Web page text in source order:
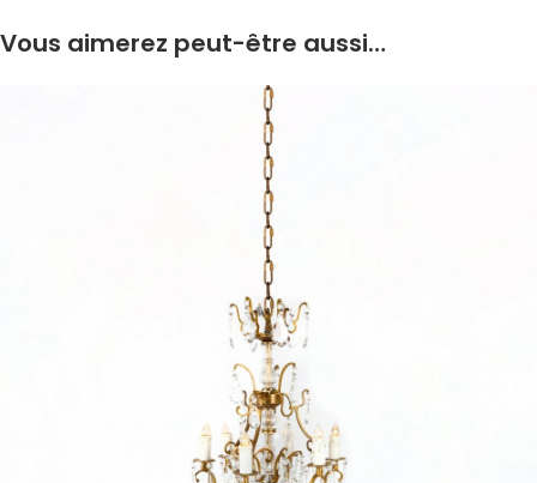
Vous aimerez peut-être aussi…